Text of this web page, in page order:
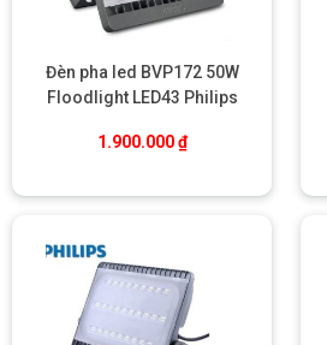
Đèn pha led BVP172 50W
Floodlight LED43 Philips
1.900.000₫